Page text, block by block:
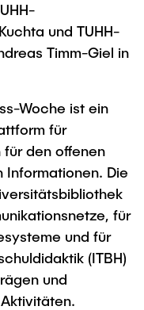
und TUHH-
Timm-Giel in
Woche ist ein
für
für den offenen
Die
für
und für
(ITBH)
und